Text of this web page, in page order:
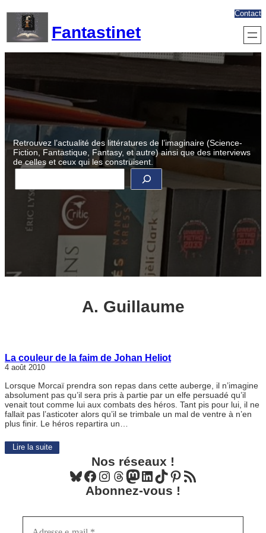
contenu
Fantastinet
Contact
Retrouvez l’actualité des littératures de l’imaginaire (Science-
Fiction, Fantastique, Fantasy, et autre) ainsi que des interviews
de celles et ceux qui les construisent.
R
c
A. Guillaume
La couleur de la faim de Johan Heliot
4 août 2010
Lorsque Morcaï prendra son repas dans cette auberge, il n’imagine
absolument pas qu’il sera pris à partie par un elfe persuadé qu’il
venait tout comme lui aux combats des héros. Tant pis pour lui, il ne
fallait pas l’asticoter alors qu’il se trimbale un mal de ventre à n’en
plus finir. Le héros repartira un…
Lire la suite
Nos réseaux !
Bluesky Facebook Instagram Threads Mastodon LinkedIn TikTok Pinterest Flux RSS
Abonnez-vous !